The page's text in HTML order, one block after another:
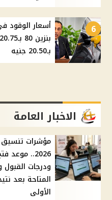
6
أسعار الوقود
بـ20.50 جنيه
الاخبار العامة
مؤشرات تنسيق
2026.. موعد
ودرجات القبول
المتاحة بعد
الأولى